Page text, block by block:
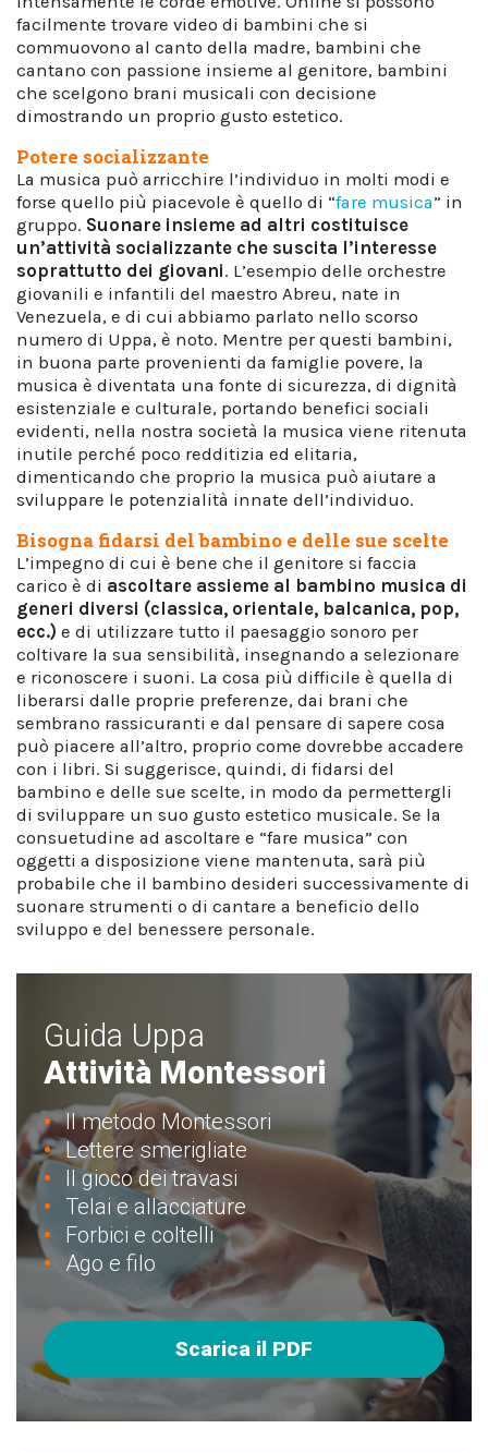
facilmente trovare video di bambini che si
commuovono al canto della madre, bambini che
cantano con passione insieme al genitore, bambini
che scelgono brani musicali con decisione
dimostrando un proprio gusto estetico.
Potere socializzante
La musica può arricchire l’individuo in molti modi e
forse quello più piacevole è quello di “fare musica” in
gruppo. Suonare insieme ad altri costituisce
un’attività socializzante che suscita l’interesse
soprattutto dei giovani. L’esempio delle orchestre
giovanili e infantili del maestro Abreu, nate in
Venezuela, e di cui abbiamo parlato nello scorso
numero di Uppa, è noto. Mentre per questi bambini,
in buona parte provenienti da famiglie povere, la
musica è diventata una fonte di sicurezza, di dignità
esistenziale e culturale, portando benefici sociali
evidenti, nella nostra società la musica viene ritenuta
inutile perché poco redditizia ed elitaria,
dimenticando che proprio la musica può aiutare a
sviluppare le potenzialità innate dell’individuo.
Bisogna fidarsi del bambino e delle sue scelte
L’impegno di cui è bene che il genitore si faccia
carico è di ascoltare assieme al bambino musica di
generi diversi (classica, orientale, balcanica, pop,
ecc.) e di utilizzare tutto il paesaggio sonoro per
coltivare la sua sensibilità, insegnando a selezionare
e riconoscere i suoni. La cosa più difficile è quella di
liberarsi dalle proprie preferenze, dai brani che
sembrano rassicuranti e dal pensare di sapere cosa
può piacere all’altro, proprio come dovrebbe accadere
con i libri. Si suggerisce, quindi, di fidarsi del
bambino e delle sue scelte, in modo da permettergli
di sviluppare un suo gusto estetico musicale. Se la
consuetudine ad ascoltare e “fare musica” con
oggetti a disposizione viene mantenuta, sarà più
probabile che il bambino desideri successivamente di
suonare strumenti o di cantare a beneficio dello
sviluppo e del benessere personale.
Guida Uppa
Attività Montessori
Il metodo Montessori
Lettere smerigliate
Il gioco dei travasi
Telai e allacciature
Forbici e coltelli
Ago e filo
Scarica il PDF